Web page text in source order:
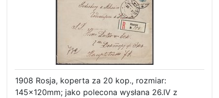
1908 Rosja, koperta za 20 kop., rozmiar:
145x120mm; jako polecona wysłana 26.IV z